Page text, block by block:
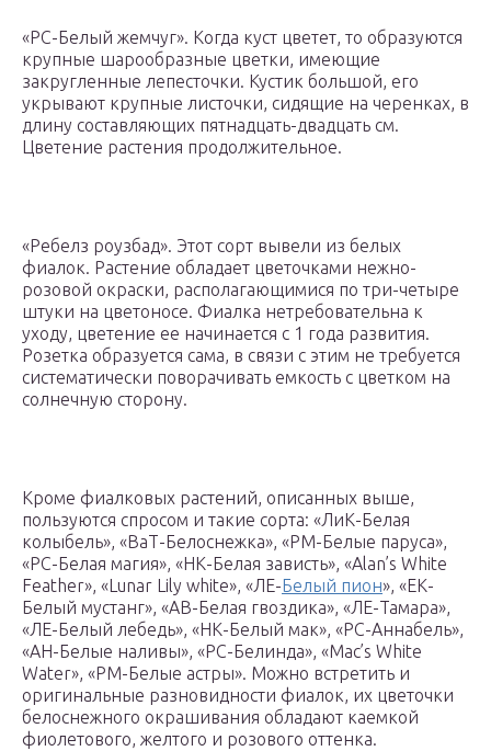
«РС-Белый жемчуг». Когда куст цветет, то образуются
крупные шарообразные цветки, имеющие
закругленные лепесточки. Кустик большой, его
укрывают крупные листочки, сидящие на черенках, в
длину составляющих пятнадцать-двадцать см.
Цветение растения продолжительное.
«Ребелз роузбад». Этот сорт вывели из белых
фиалок. Растение обладает цветочками нежно-
розовой окраски, располагающимися по три-четыре
штуки на цветоносе. Фиалка нетребовательна к
уходу, цветение ее начинается с 1 года развития.
Розетка образуется сама, в связи с этим не требуется
систематически поворачивать емкость с цветком на
солнечную сторону.
Кроме фиалковых растений, описанных выше,
пользуются спросом и такие сорта: «ЛиК-Белая
колыбель», «ВаТ-Белоснежка», «РМ-Белые паруса»,
«РС-Белая магия», «НК-Белая зависть», «Alan’s White
Feather», «Lunar Lily white», «ЛЕ-Белый пион», «ЕК-
Белый мустанг», «АВ-Белая гвоздика», «ЛЕ-Тамара»,
«ЛЕ-Белый лебедь», «НК-Белый мак», «РС-Аннабель»,
«АН-Белые наливы», «РС-Белинда», «Mac’s White
Water», «РМ-Белые астры». Можно встретить и
оригинальные разновидности фиалок, их цветочки
белоснежного окрашивания обладают каемкой
фиолетового, желтого и розового оттенка.